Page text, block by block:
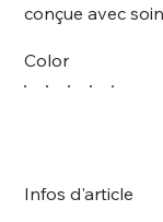
conçue avec
Color
Infos d'article